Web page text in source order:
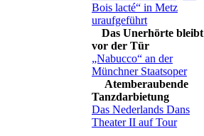
Bois lacté“ in Metz
uraufgeführt
Das Unerhörte bleibt
vor der Tür
„Nabucco“ an der
Münchner Staatsoper
Atemberaubende
Tanzdarbietung
Das Nederlands Dans
Theater II auf Tour